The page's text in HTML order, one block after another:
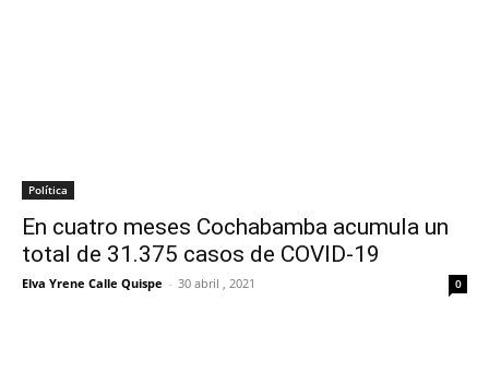
Política
En cuatro meses Cochabamba acumula un
total de 31.375 casos de COVID-19
Elva Yrene Calle Quispe - 30 abril , 2021 0